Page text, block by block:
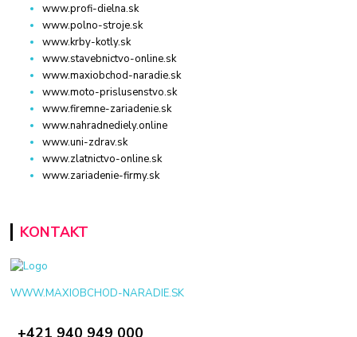
www.profi-dielna.sk
www.polno-stroje.sk
www.krby-kotly.sk
www.stavebnictvo-online.sk
www.maxiobchod-naradie.sk
www.moto-prislusenstvo.sk
www.firemne-zariadenie.sk
www.nahradnediely.online
www.uni-zdrav.sk
www.zlatnictvo-online.sk
www.zariadenie-firmy.sk
KONTAKT
WWW.MAXIOBCHOD-NARADIE.SK